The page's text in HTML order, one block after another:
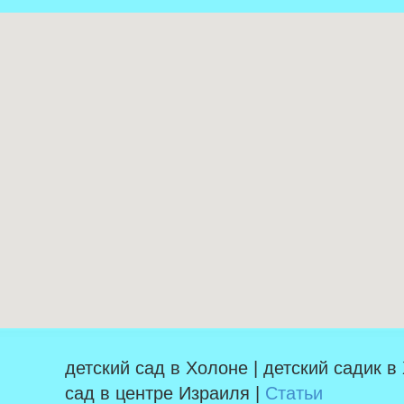
детский сад в Холоне | детский садик
сад в центре Израиля | Статьи